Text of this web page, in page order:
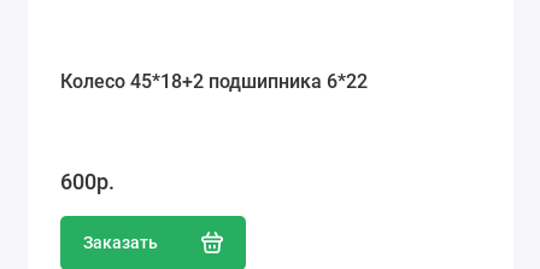
Колесо 45*18+2 подшипника 6*22
600р.
Заказать